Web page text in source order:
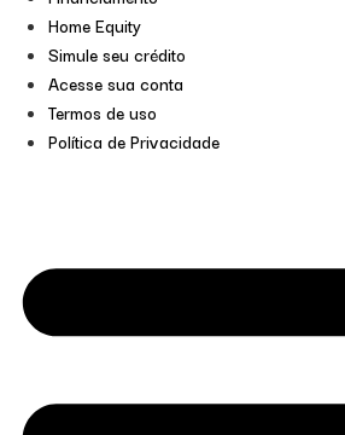
Home Equity
Simule seu crédito
Acesse sua conta
Termos de uso
Política de Privacidade